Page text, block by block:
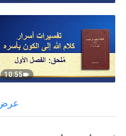
10:55
عرض